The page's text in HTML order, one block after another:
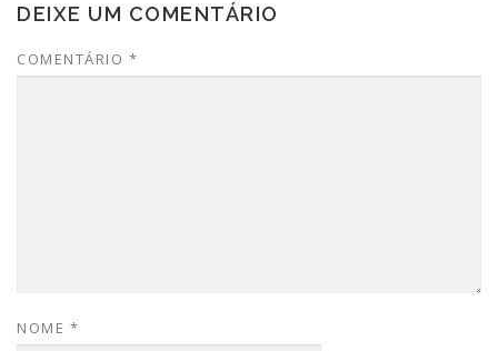
DEIXE UM COMENTÁRIO
COMENTÁRIO *
NOME *